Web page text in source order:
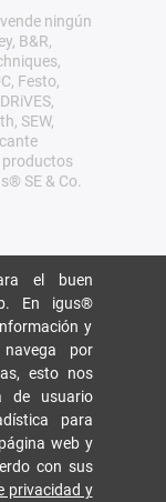
ningún
B&R,
Festo,
SEW,
productos
SE & Co.
el buen
En igus®
y
por
esto nos
de usuario
para
web y
con sus
privacidad y